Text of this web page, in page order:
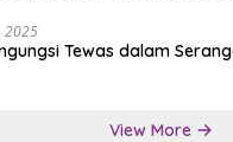
2025
Tewas dalam
View More